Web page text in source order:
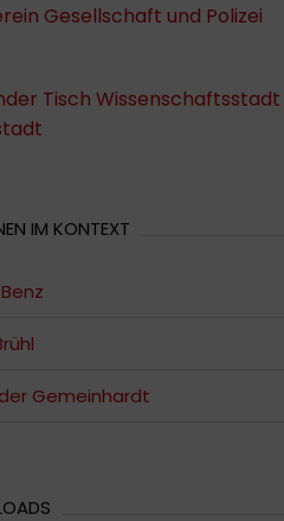
Gesellschaft und Polizei
Tisch Wissenschaftsstadt
IM KONTEXT
Gemeinhardt